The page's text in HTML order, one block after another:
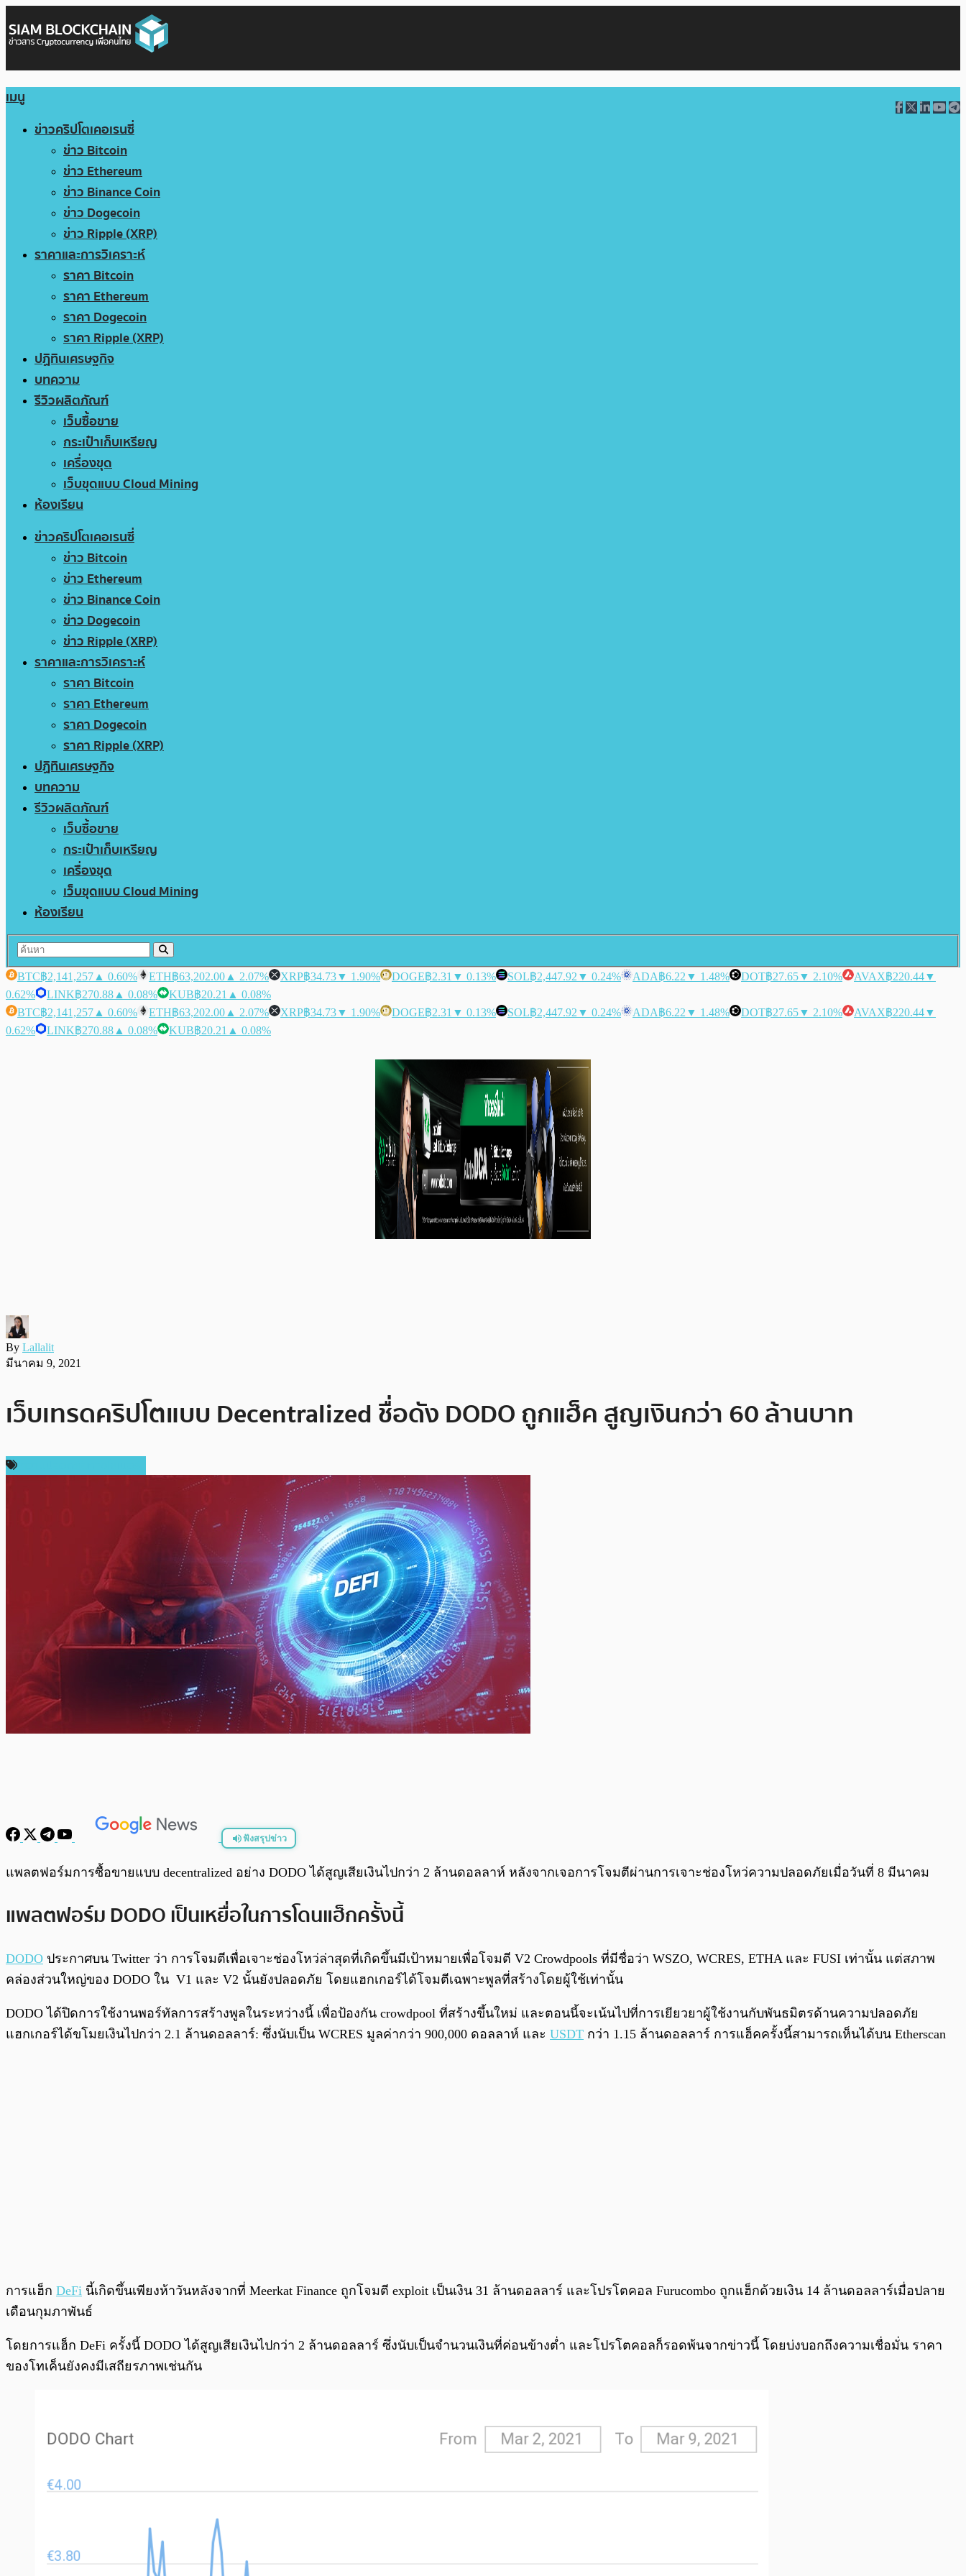
เมนู
ข่าวคริปโตเคอเรนซี่
ข่าว Bitcoin
ข่าว Ethereum
ข่าว Binance Coin
ข่าว Dogecoin
ข่าว Ripple (XRP)
ราคาและการวิเคราะห์
ราคา Bitcoin
ราคา Ethereum
ราคา Dogecoin
ราคา Ripple (XRP)
ปฏิทินเศรษฐกิจ
บทความ
รีวิวผลิตภัณฑ์
เว็บซื้อขาย
กระเป๋าเก็บเหรียญ
เครื่องขุด
เว็บขุดแบบ Cloud Mining
ห้องเรียน
ข่าวคริปโตเคอเรนซี่
ข่าว Bitcoin
ข่าว Ethereum
ข่าว Binance Coin
ข่าว Dogecoin
ข่าว Ripple (XRP)
ราคาและการวิเคราะห์
ราคา Bitcoin
ราคา Ethereum
ราคา Dogecoin
ราคา Ripple (XRP)
ปฏิทินเศรษฐกิจ
บทความ
รีวิวผลิตภัณฑ์
เว็บซื้อขาย
กระเป๋าเก็บเหรียญ
เครื่องขุด
เว็บขุดแบบ Cloud Mining
ห้องเรียน
BTC฿2,141,257 ▲ 0.60% ETH฿63,202.00 ▲ 2.07% XRP฿34.73▼ 1.90% DOGE฿2.31 ▼ 0.13% SOL฿2,447.92 ▼ 0.24% ADA฿6.22 ▼ 1.48% DOT฿27.65▼ 2.10% AVAX฿220.44▼
0.62%
LINK฿270.88 ▲ 0.08% KUB฿20.21 ▲ 0.08%
BTC฿2,141,257 ▲ 0.60% ETH฿63,202.00 ▲ 2.07% XRP฿34.73▼ 1.90% DOGE฿2.31 ▼ 0.13% SOL฿2,447.92 ▼ 0.24% ADA฿6.22 ▼ 1.48% DOT฿27.65▼ 2.10% AVAX฿220.44▼
0.62%
LINK฿270.88 ▲ 0.08% KUB฿20.21 ▲ 0.08%
By Lallalit
มีนาคม 9, 2021
เว็บเทรดคริปโตแบบ Decentralized ชื่อดัง DODO ถูกแฮ็ค สูญเงินกว่า 60 ล้านบาท
ฟังสรุปข่าว
พร้อมเล่น 0:00/0:00
แพลตฟอร์มการซื้อขายแบบ decentralized อย่าง DODO ได้สูญเสียเงินไปกว่า 2 ล้านดอลลาห์ หลังจากเจอการโจมตีผ่านการเจาะช่องโหว่ความปลอดภัยเมื่อวันที่ 8 มีนาคม
แพลตฟอร์ม DODO เป็นเหยื่อในการโดนแฮ็กครั้งนี้
DODO ประกาศบน Twitter ว่า การโจมตีเพื่อเจาะช่องโหว่ล่าสุดที่เกิดขึ้นมีเป้าหมายเพื่อโจมตี V2 Crowdpools ที่มีชื่อว่า WSZO, WCRES, ETHA และ FUSI เท่านั้น แต่สภาพ
คล่องส่วนใหญ่ของ DODO ใน V1 และ V2 นั้นยังปลอดภัย โดยแฮกเกอร์ได้โจมตีเฉพาะพูลที่สร้างโดยผู้ใช้เท่านั้น
DODO ได้ปิดการใช้งานพอร์ทัลการสร้างพูลในระหว่างนี้ เพื่อป้องกัน crowdpool ที่สร้างขึ้นใหม่ และตอนนี้จะเน้นไปที่การเยียวยาผู้ใช้งานกับพันธมิตรด้านความปลอดภัย
แฮกเกอร์ได้ขโมยเงินไปกว่า 2.1 ล้านดอลลาร์: ซึ่งนับเป็น WCRES มูลค่ากว่า 900,000 ดอลลาห์ และ USDT กว่า 1.15 ล้านดอลลาร์ การแฮ็คครั้งนี้สามารถเห็นได้บน Etherscan
การแฮ็ก DeFi นี้เกิดขึ้นเพียงห้าวันหลังจากที่ Meerkat Finance ถูกโจมตี exploit เป็นเงิน 31 ล้านดอลลาร์ และโปรโตคอล Furucombo ถูกแฮ็กด้วยเงิน 14 ล้านดอลลาร์เมื่อปลาย
เดือนกุมภาพันธ์
โดยการแฮ็ก DeFi ครั้งนี้ DODO ได้สูญเสียเงินไปกว่า 2 ล้านดอลลาร์ ซึ่งนับเป็นจำนวนเงินที่ค่อนข้างต่ำ และโปรโตคอลก็รอดพ้นจากข่าวนี้ โดยบ่งบอกถึงความเชื่อมั่น ราคา
ของโทเค็นยังคงมีเสถียรภาพเช่นกัน